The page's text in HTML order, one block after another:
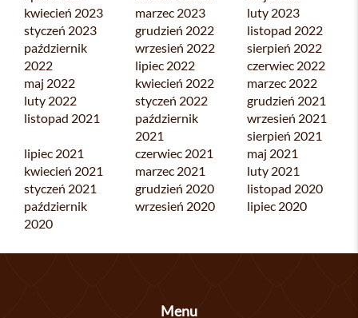
kwiecień 2023
marzec 2023
luty 2023
styczeń 2023
grudzień 2022
listopad 2022
październik
2022
wrzesień 2022
sierpień 2022
lipiec 2022
czerwiec 2022
maj 2022
kwiecień 2022
marzec 2022
luty 2022
styczeń 2022
grudzień 2021
listopad 2021
październik
2021
wrzesień 2021
sierpień 2021
lipiec 2021
czerwiec 2021
maj 2021
kwiecień 2021
marzec 2021
luty 2021
styczeń 2021
grudzień 2020
listopad 2020
październik
2020
wrzesień 2020 lipiec 2020
Menu